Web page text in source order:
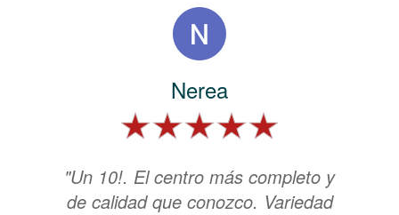
Nerea
"Un 10!. El centro más completo y
de calidad que conozco. Variedad